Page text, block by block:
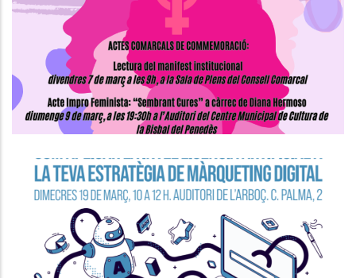
Commemoració Del Dia
Internacional De Les Dones
S. socials
Seminari Per A La Millora De La
Competitivitat De L’empresa